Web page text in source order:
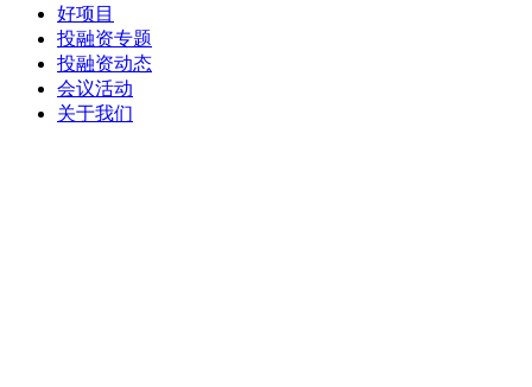
好项目
投融资专题
投融资动态
会议活动
关于我们